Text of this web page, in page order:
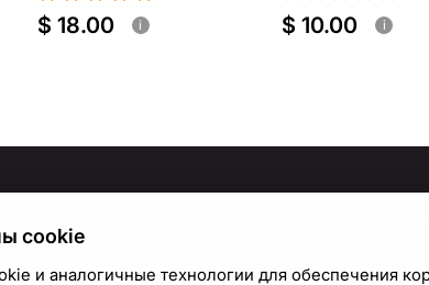
$ 18.00 i $ 10.00 i
cookie
и аналогичные технологии для обеспечения